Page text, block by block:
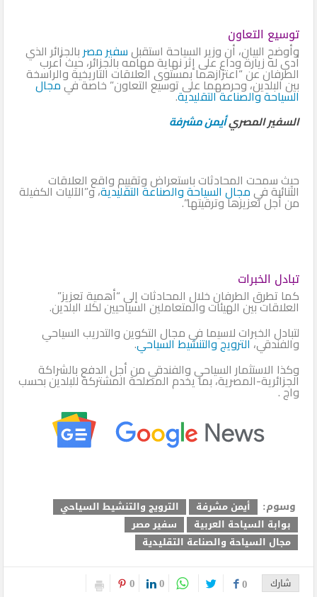
توسيع التعاون
وأوضح البيان، أن وزير السياحة استقبلسفير مصر بالجزائر الذي
أدى له زيارة وداع على إثر نهاية مهامه بالجزائر، حيث أعرب
الطرفان عن “اعتزازهما بمستوى العلاقات التاريخية والراسخة
بين البلدين، وحرصهما على توسيع التعاون” خاصة فيمجال
السياحة والصناعة التقليدية.
السفير المصريأيمن مشرفة
حيث سمحت المحادثات باستعراض وتقييم واقع العلاقات
الثنائية فيمجال السياحة والصناعة التقليدية، و”الآليات الكفيلة
من أجل تعزيزها وترقيتها”.
تبادل الخبرات
كما تطرق الطرفان خلال المحادثات إلى “أهمية تعزيز”
العلاقات بين الهيئات والمتعاملين السياحيين لكلا البلدين.
لتبادل الخبرات لاسيما في مجال التكوين والتدريب السياحي
والفندقي،الترويج والتنشيط السياحي.
وكذا الاستثمار السياحي والفندقي من أجل الدفع بالشراكة
الجزائرية-المصرية، بما يخدم المصلحة المشتركة للبلدين بحسب
واج .
وسوم: أيمن مشرفة
الترويج والتنشيط السياحي
بوابة السياحة العربية
سفير مصر
مجال السياحة والصناعة التقليدية
شارك 0
0
0